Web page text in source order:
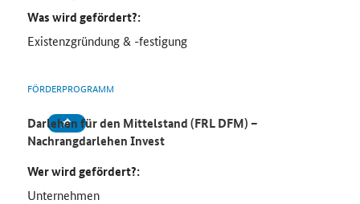
Was wird gefördert?:
Existenzgründung & -festigung
FÖRDERPROGRAMM
Darlehen für den Mittelstand (FRL DFM) –
Nachrangdarlehen Invest
Wer wird gefördert?:
Unternehmen